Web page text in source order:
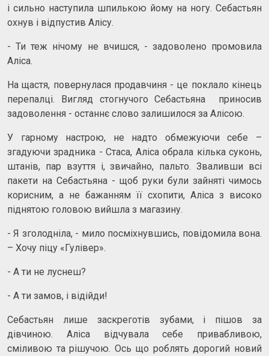
і сильно наступила шпилькою йому на ногу. Себастьян
охнув і відпустив Алісу.
- Ти теж нічому не вчишся, - задоволено промовила
Аліса.
На щастя, повернулася продавчиня - це поклало кінець
перепалці. Вигляд стогнучого Себастьяна приносив
задоволення - останнє слово залишилося за Алісою.
У гарному настрою, не надто обмежуючи себе –
згадуючи зрадника - Стаса, Аліса обрала кілька суконь,
штанів, пар взуття і, звичайно, пальто. Зваливши всі
пакети на Себастьяна - щоб руки були зайняті чимось
корисним, а не бажанням її схопити, Аліса з високо
піднятою головою вийшла з магазину.
- Я зголодніла, - мило посміхнувшись, повідомила вона.
– Хочу піцу «Гулівер».
- А ти не луснеш?
- А ти замов, і відійди!
Себастьян лише заскреготів зубами, і пішов за
дівчиною. Аліса відчувала себе привабливою,
сміливою та рішучою. Ось що роблять дорогий новий